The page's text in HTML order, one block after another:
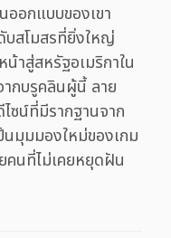
อกแบบของเขา
บสโมสรที่ยิ่งใหญ่
าสู่สหรัฐอเมริกาใน
กบรูคลินผู้นี้ ลาย
ซน์ที่มีรากฐานจาก
มุมมองใหม่ของเกม
คนที่ไม่เคยหยุดฝัน